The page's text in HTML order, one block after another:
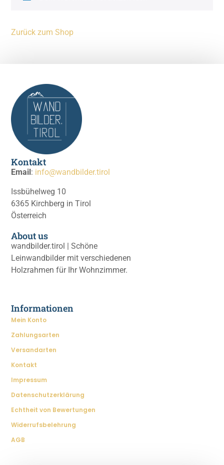
Zurück zum Shop
Kontakt
Email : info@wandbilder.tirol
Issbühelweg 10
6365 Kirchberg in Tirol
Österreich
About us
wandbilder.tirol | Schöne
Leinwandbilder mit verschiedenen
Holzrahmen für Ihr Wohnzimmer.
Informationen
Mein Konto
Zahlungsarten
Versandarten
Kontakt
Impressum
Datenschutzerklärung
Echtheit von Bewertungen
Widerrufsbelehrung
AGB